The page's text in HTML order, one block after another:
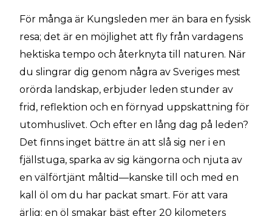
För många är Kungsleden mer än bara en fysisk
resa; det är en möjlighet att fly från vardagens
hektiska tempo och återknyta till naturen. När
du slingrar dig genom några av Sveriges mest
orörda landskap, erbjuder leden stunder av
frid, reflektion och en förnyad uppskattning för
utomhuslivet. Och efter en lång dag på leden?
Det finns inget bättre än att slå sig ner i en
fjällstuga, sparka av sig kängorna och njuta av
en välförtjänt måltid—kanske till och med en
kall öl om du har packat smart. För att vara
ärlig: en öl smakar bäst efter 20 kilometers